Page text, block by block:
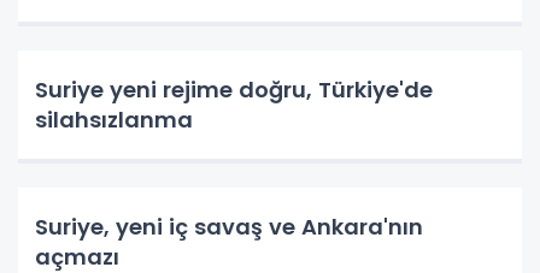
Suriye yeni rejime doğru, Türkiye'de
silahsızlanma
Suriye, yeni iç savaş ve Ankara'nın
açmazı